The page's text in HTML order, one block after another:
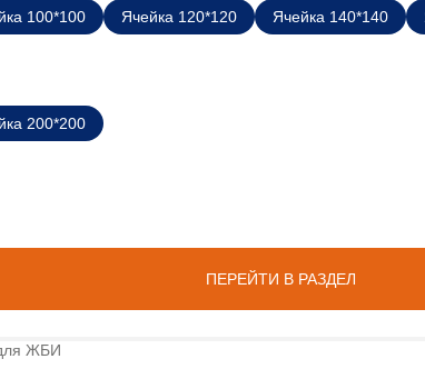
ПЕРЕЙТИ В РАЗДЕЛ
100*100 Ячейка 120*120 Ячейка 140*140
200*200